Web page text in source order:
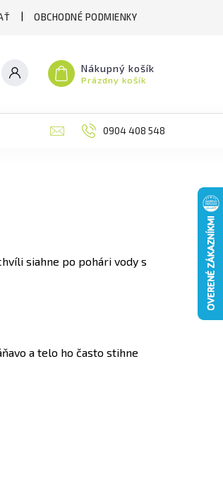
OBCHODNÉ PODMIENKY
Nákupný košík
Prázdny košík
BLOG MOJA
0904 408 548
siahne po pohári vody s
a telo ho často stihne